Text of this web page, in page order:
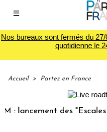
☰
Nos bureaux sont fermés du
quotidienne le
Accueil > Partez en France
des "Escales